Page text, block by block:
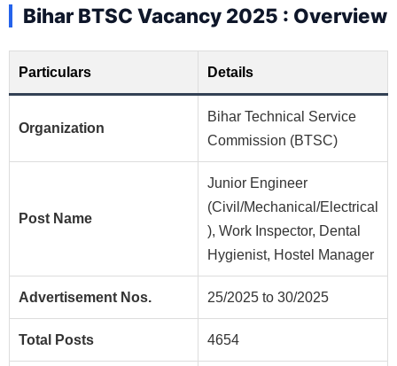
Bihar BTSC Vacancy 2025 : Overview
Particulars Details
Organization
Bihar Technical Service
Commission (BTSC)
Post Name
Junior Engineer
(Civil/Mechanical/Electrical
), Work Inspector, Dental
Hygienist, Hostel Manager
Advertisement Nos. 25/2025 to 30/2025
Total Posts 4654